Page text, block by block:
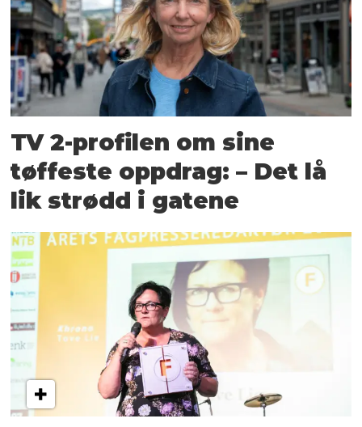
TV 2-profilen om sine
tøffeste oppdrag: – Det lå
lik strødd i gatene